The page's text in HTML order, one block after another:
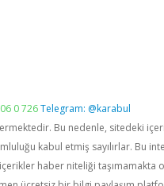
0 726Telegram: @karabul
Bu nedenle, sitedeki
kabul etmiş sayılırlar. Bu
haber niteliği